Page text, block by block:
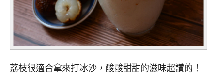
荔枝很適合拿來打冰沙，酸酸甜甜的滋味超讚的！